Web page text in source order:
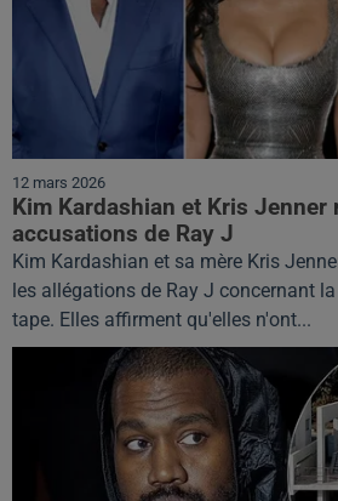
12 mars 2026
Kim Kardashian et Kris Jenner
accusations de Ray J
Kim Kardashian et sa mère Kris
les allégations de Ray J concernant
tape. Elles affirment qu'elles n'ont...